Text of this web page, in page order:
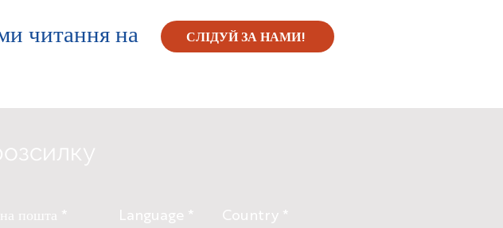
читання на
СЛІДУЙ ЗА НАМИ!
пошта Language Country